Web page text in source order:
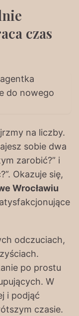
czas
na liczby.
sobie dwa
zarobić?” i
Okazuje się,
Wrocławiu
odczuciach,
po prostu
W
i podjąć
czasie.